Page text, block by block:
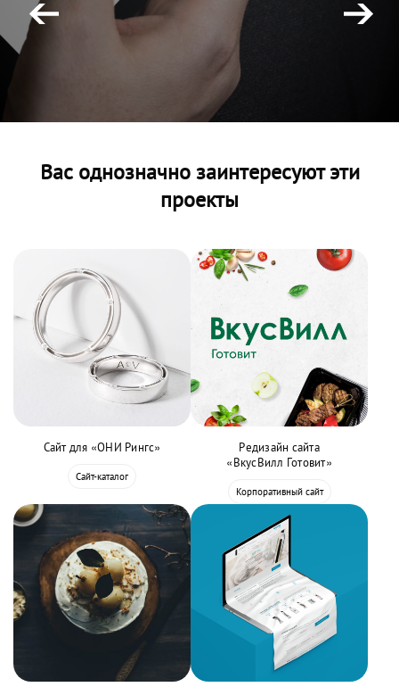
Вас однозначно заинтересуют эти
проекты
Сайт для «ОНИ Рингс»
Сайт-каталог
Редизайн сайта
«ВкусВилл Готовит»
Корпоративный сайт